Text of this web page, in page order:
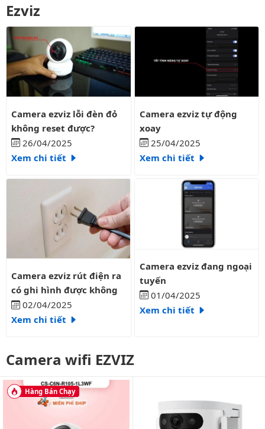
Ezviz
Camera ezviz lỗi đèn đỏ không reset được?
Camera ezviz lỗi đèn đỏ
không reset được?
26/04/2025
Xem chi tiết
Camera ezviz tự động xoay
Camera ezviz tự động
xoay
25/04/2025
Xem chi tiết
Camera ezviz rút điện ra có ghi hình được không
Camera ezviz rút điện ra
có ghi hình được không
02/04/2025
Xem chi tiết
Camera ezviz đang ngoại
tuyến
01/04/2025
Xem chi tiết
Camera wifi EZVIZ
Hàng Bán Chạy